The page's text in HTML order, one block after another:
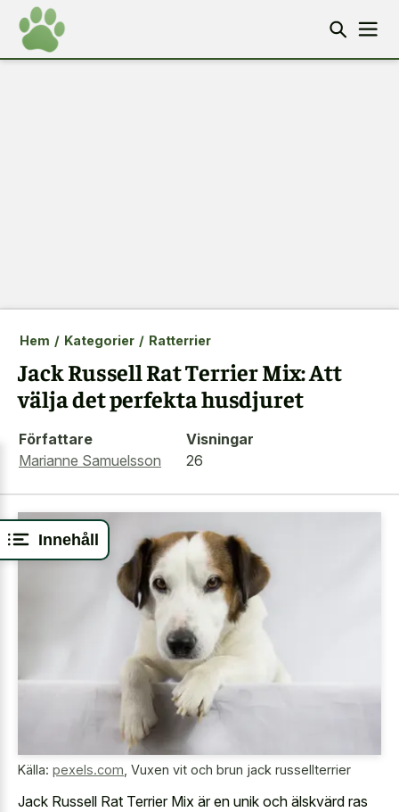
Innehåll
Hem / Kategorier / Ratterrier
Jack Russell Rat Terrier Mix: Att
välja det perfekta husdjuret
Författare
Marianne Samuelsson
Visningar
26
Källa: pexels.com Vuxen vit och brun jack russellterrier
Jack Russell Rat Terrier Mix är en unik och älskvärd ras